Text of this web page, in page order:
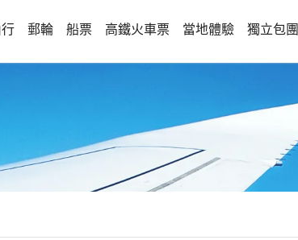
郵輪 船票 高鐵火車票 當地體驗 獨立包團